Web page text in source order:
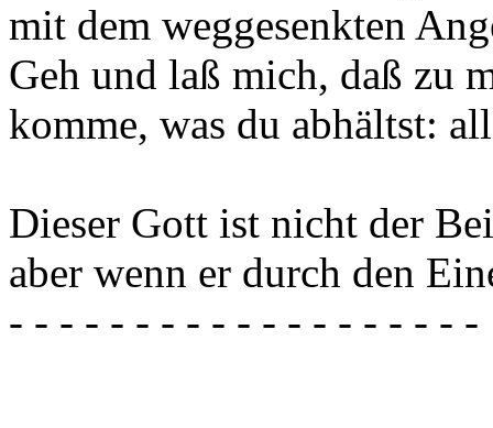
mit dem weggesenkten
Geh und laß mich, daß zu
komme, was du abhältst:
Dieser Gott ist nicht der
aber wenn er durch den
- - - - - - - - - - - - - - - - - - -